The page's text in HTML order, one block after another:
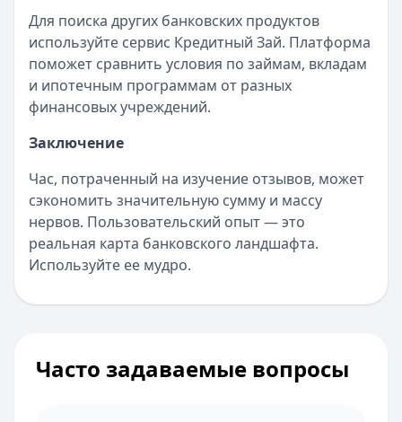
Для поиска других банковских продуктов
используйте сервис Кредитный Зай. Платформа
поможет сравнить условия по займам, вкладам
и ипотечным программам от разных
финансовых учреждений.
Заключение
Час, потраченный на изучение отзывов, может
сэкономить значительную сумму и массу
нервов. Пользовательский опыт — это
реальная карта банковского ландшафта.
Используйте ее мудро.
Часто задаваемые вопросы